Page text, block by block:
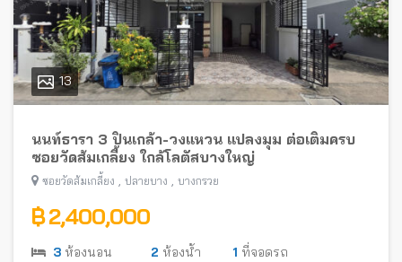
13
นนท์ธารา 3 ปิ่นเกล้า-วงแหวน แปลงมุม ต่อเติมครบ
ซอยวัดส้มเกลี้ยง ใกล้โลตัสบางใหญ่
ซอยวัดส้มเกลี้ยง , ปลายบาง , บางกรวย
฿ 2,400,000
3 ห้องนอน 2 ห้องน้ำ 1 ที่จอดรถ